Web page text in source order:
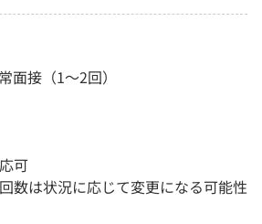
面接（1～2回）
可
数は状況に応じて変更になる可能性